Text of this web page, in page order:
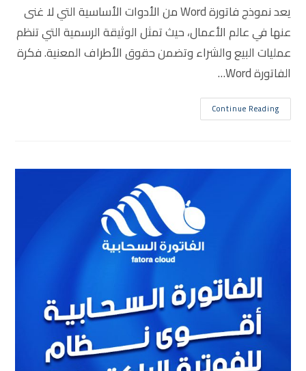
يعد نموذج فاتورة Word من الأدوات الأساسية التي لا غنى
عنها في عالم الأعمال، حيث تمثل الوثيقة الرسمية التي تنظم
عمليات البيع والشراء وتضمن حقوق الأطراف المعنية. فكرة
الفاتورة Word…
Continue Reading